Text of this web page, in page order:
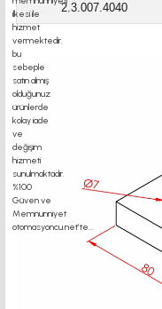
2.3.007.4040